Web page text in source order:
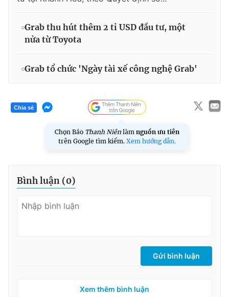
Grab thu hút thêm 2 tỉ USD đầu tư, một
nửa từ Toyota
Grab tổ chức 'Ngày tài xế công nghệ Grab'
Chia sẻ
Chọn Báo Thanh Niên làm nguồn ưu tiên
trên Google tìm kiếm. Xem hướng dẫn.
Bình luận (0)
Gửi bình luận
Xem thêm bình luận